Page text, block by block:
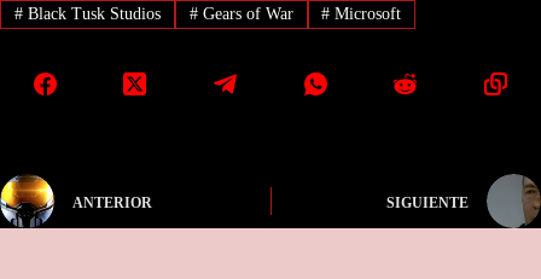
#Black Tusk Studios #Gears of War # Microsoft
ANTERIOR SIGUIENTE